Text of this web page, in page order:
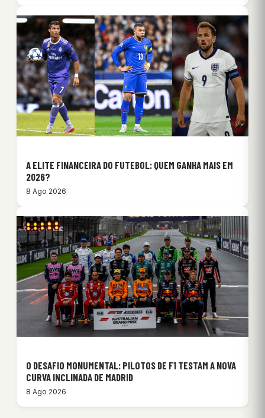
A ELITE FINANCEIRA DO FUTEBOL: QUEM GANHA MAIS EM
2026?
8 Ago 2026
O DESAFIO MONUMENTAL: PILOTOS DE F1 TESTAM A NOVA
CURVA INCLINADA DE MADRID
8 Ago 2026